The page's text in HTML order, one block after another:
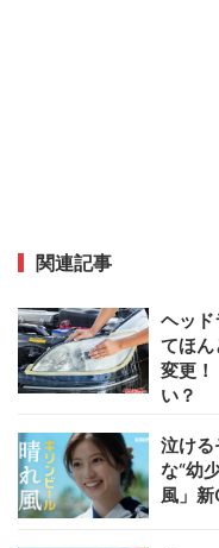
関連記事
ヘッド
てほ
変更
い？
泣け
な“幼
風」